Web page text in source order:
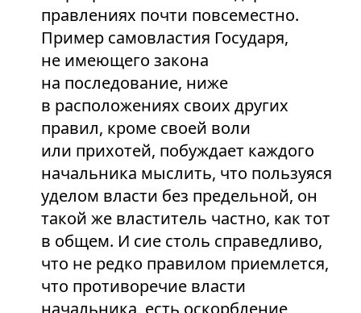
правлениях почти повсеместно.
Пример самовластия Государя,
не имеющего закона
на последование, ниже
в расположениях своих других
правил, кроме своей воли
или прихотей, побуждает каждого
начальника мыслить, что пользуяся
уделом власти без предельной, он
такой же властитель частно, как тот
в общем. И сие столь справедливо,
что не редко правилом приемлется,
что противоречие власти
начальника, есть оскорбление